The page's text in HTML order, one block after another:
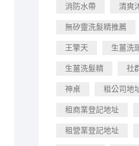
消防水帶 清爽
無矽靈洗髮精推薦
王擎天 生薑洗
生薑洗髮精 社
神桌 租公司地
租商業登記地址
租營業登記地址